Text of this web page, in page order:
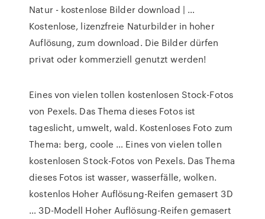
Natur - kostenlose Bilder download | …
Kostenlose, lizenzfreie Naturbilder in hoher
Auflösung, zum download. Die Bilder dürfen
privat oder kommerziell genutzt werden!
Eines von vielen tollen kostenlosen Stock-Fotos
von Pexels. Das Thema dieses Fotos ist
tageslicht, umwelt, wald. Kostenloses Foto zum
Thema: berg, coole … Eines von vielen tollen
kostenlosen Stock-Fotos von Pexels. Das Thema
dieses Fotos ist wasser, wasserfälle, wolken.
kostenlos Hoher Auflösung-Reifen gemasert 3D
… 3D-Modell Hoher Auflösung-Reifen gemasert